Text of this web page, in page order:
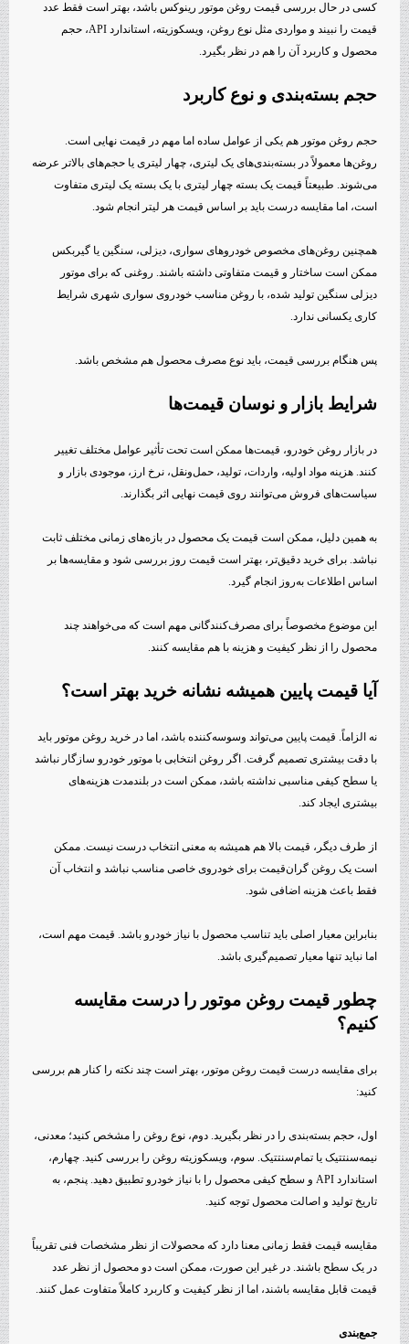
کسی در حال بررسی قیمت روغن موتور رینوکس باشد، بهتر است فقط عدد
قیمت را نبیند و مواردی مثل نوع روغن، ویسکوزیته، استاندارد API، حجم
محصول و کاربرد آن را هم در نظر بگیرد.
حجم بسته‌بندی و نوع کاربرد
حجم روغن موتور هم یکی از عوامل ساده اما مهم در قیمت نهایی است.
روغن‌ها معمولاً در بسته‌بندی‌های یک لیتری، چهار لیتری یا حجم‌های بالاتر عرضه
می‌شوند. طبیعتاً قیمت یک بسته چهار لیتری با یک بسته یک لیتری متفاوت
است، اما مقایسه درست باید بر اساس قیمت هر لیتر انجام شود.
همچنین روغن‌های مخصوص خودروهای سواری، دیزلی، سنگین یا گیربکس
ممکن است ساختار و قیمت متفاوتی داشته باشند. روغنی که برای موتور
دیزلی سنگین تولید شده، با روغن مناسب خودروی سواری شهری شرایط
کاری یکسانی ندارد.
پس هنگام بررسی قیمت، باید نوع مصرف محصول هم مشخص باشد.
شرایط بازار و نوسان قیمت‌ها
در بازار روغن خودرو، قیمت‌ها ممکن است تحت تأثیر عوامل مختلف تغییر
کنند. هزینه مواد اولیه، واردات، تولید، حمل‌ونقل، نرخ ارز، موجودی بازار و
سیاست‌های فروش می‌توانند روی قیمت نهایی اثر بگذارند.
به همین دلیل، ممکن است قیمت یک محصول در بازه‌های زمانی مختلف ثابت
نباشد. برای خرید دقیق‌تر، بهتر است قیمت روز بررسی شود و مقایسه‌ها بر
اساس اطلاعات به‌روز انجام گیرد.
این موضوع مخصوصاً برای مصرف‌کنندگانی مهم است که می‌خواهند چند
محصول را از نظر کیفیت و هزینه با هم مقایسه کنند.
آیا قیمت پایین همیشه نشانه خرید بهتر است؟
نه الزاماً. قیمت پایین می‌تواند وسوسه‌کننده باشد، اما در خرید روغن موتور باید
با دقت بیشتری تصمیم گرفت. اگر روغن انتخابی با موتور خودرو سازگار نباشد
یا سطح کیفی مناسبی نداشته باشد، ممکن است در بلندمدت هزینه‌های
بیشتری ایجاد کند.
از طرف دیگر، قیمت بالا هم همیشه به معنی انتخاب درست نیست. ممکن
است یک روغن گران‌قیمت برای خودروی خاصی مناسب نباشد و انتخاب آن
فقط باعث هزینه اضافی شود.
بنابراین معیار اصلی باید تناسب محصول با نیاز خودرو باشد. قیمت مهم است،
اما نباید تنها معیار تصمیم‌گیری باشد.
چطور قیمت روغن موتور را درست مقایسه
کنیم؟
برای مقایسه درست قیمت روغن موتور، بهتر است چند نکته را کنار هم بررسی
کنید:
اول، حجم بسته‌بندی را در نظر بگیرید. دوم، نوع روغن را مشخص کنید؛ معدنی،
نیمه‌سنتتیک یا تمام‌سنتتیک. سوم، ویسکوزیته روغن را بررسی کنید. چهارم،
استاندارد API و سطح کیفی محصول را با نیاز خودرو تطبیق دهید. پنجم، به
تاریخ تولید و اصالت محصول توجه کنید.
مقایسه قیمت فقط زمانی معنا دارد که محصولات از نظر مشخصات فنی تقریباً
در یک سطح باشند. در غیر این صورت، ممکن است دو محصول از نظر عدد
قیمت قابل مقایسه باشند، اما از نظر کیفیت و کاربرد کاملاً متفاوت عمل کنند.
جمع‌بندی